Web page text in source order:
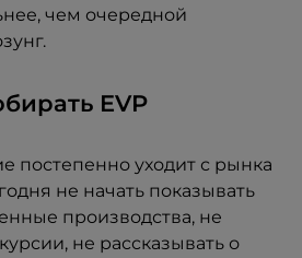
чем очередной
EVP
постепенно уходит с рынка
не начать показывать
производства, не
не рассказывать о